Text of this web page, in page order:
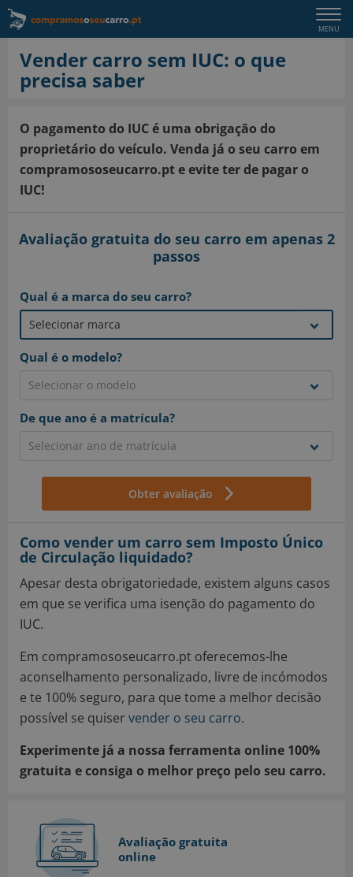
MENU
Vender carro sem IUC: o que
precisa saber
O pagamento do IUC é uma obrigação do
proprietário do veículo. Venda já o seu carro em
compramososeucarro.pt e evite ter de pagar o
IUC!
Avaliação gratuita do seu carro em apenas 2
passos
Qual é a marca do seu carro?
Qual é o modelo?
De que ano é a matrícula?
Obter avaliação
Como vender um carro sem Imposto Único
de Circulação liquidado?
Apesar desta obrigatoriedade, existem alguns casos
em que se verifica uma isenção do pagamento do
IUC.
Em compramososeucarro.pt oferecemos-lhe
aconselhamento personalizado, livre de incómodos
e te 100% seguro, para que tome a melhor decisão
possível se quiser vender o seu carro.
Experimente já a nossa ferramenta online 100%
gratuita e consiga o melhor preço pelo seu carro.
Avaliação gratuita
online